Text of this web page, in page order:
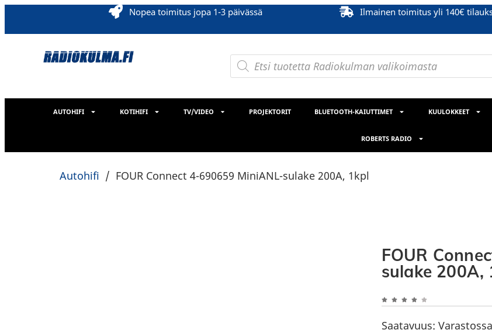
Nopea toimitus jopa 1-3 päivässä Ilmainen toimitus yli 140€
AUTOHIFI KOTIHIFI TV/VIDEO PROJEKTORIT BLUETOOTH-KAIUTTIMET KUULOKKEET
ROBERTS RADIO
Autohifi / FOUR Connect 4-690659 MiniANL-sulake 200A, 1kpl
FOUR
sulake 200A,
Saatavuus: Varastossa